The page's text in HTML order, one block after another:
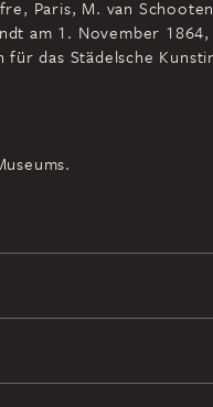
Paris, M. van
am 1. November
das Städelsche